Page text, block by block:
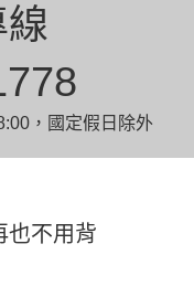
，國定假日除外
也不用背